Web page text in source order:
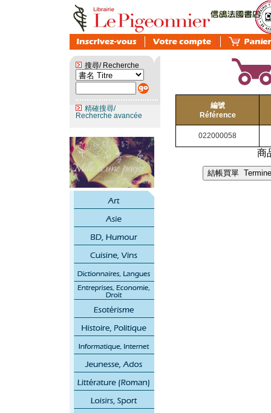
搜尋/ Recherche
精確搜尋/
Recherche avancée
編號
Référence
022000058
商